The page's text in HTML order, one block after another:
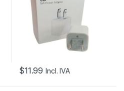
$11.99 Incl. IVA